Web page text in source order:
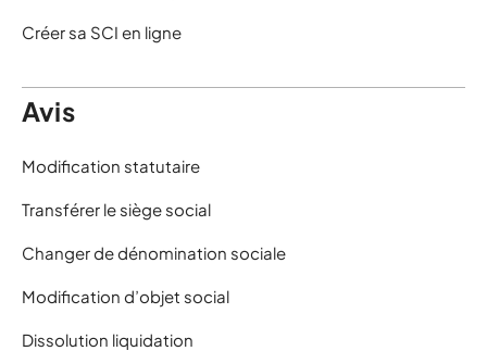
Créer sa SCI en ligne
Avis
Modification statutaire
Transférer le siège social
Changer de dénomination sociale
Modification d’objet social
Dissolution liquidation